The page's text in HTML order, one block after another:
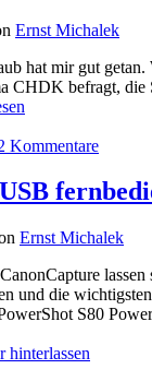
Ernst Michalek
hat mir gut
CHDK befragt,
Kommentare
Ernst Michalek
und die
S80
hinterlassen